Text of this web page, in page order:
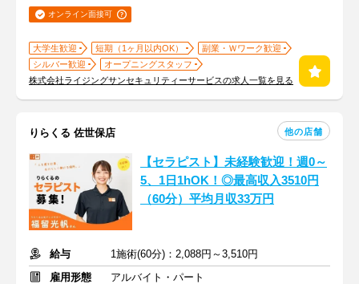
オンライン面接可
大学生歓迎 短期（1ヶ月以内OK）
副業・Ｗワーク歓迎
シルバー歓迎
オープニングスタッフ
株式会社ライジングサンセキュリティーサービスの求人一覧を見る
りらくる 佐世保店 他の店舗
【セラピスト】未経験歓迎！週0～
5、1日1hOK！◎最高収入3510円
（60分）平均月収33万円
給与
1施術(60分)：2,088円～3,510円
雇用形態
アルバイト・パート